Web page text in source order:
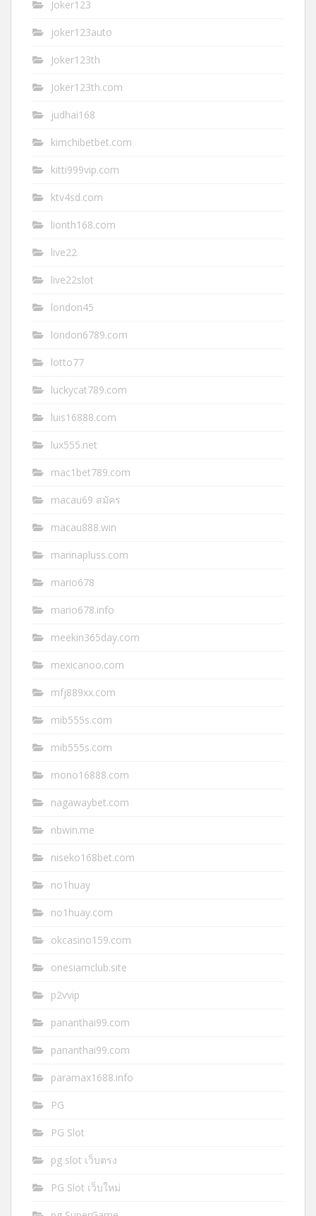
Joker123
joker123auto
Joker123th
Joker123th.com
judhai168
kimchibetbet.com
kitti999vip.com
ktv4sd.com
lionth168.com
live22
live22slot
london45
london6789.com
lotto77
luckycat789.com
luis16888.com
lux555.net
mac1bet789.com
macau69 สมัคร
macau888.win
marinapluss.com
mario678
mario678.info
meekin365day.com
mexicanoo.com
mfj889xx.com
mib555s.com
mib555s.com
mono16888.com
nagawaybet.com
nbwin.me
niseko168bet.com
no1huay
no1huay.com
okcasino159.com
onesiamclub.site
p2vvip
pananthai99.com
pananthai99.com
paramax1688.info
PG
PG Slot
pg slot เว็บตรง
PG Slot เว็บใหม่